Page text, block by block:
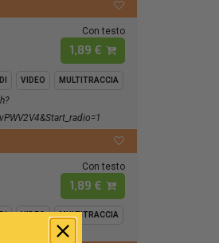
Con testo
1,89 €
VIDEO MULTITRACCIA
Con testo
1,89 €
VIDEO MULTITRACCIA